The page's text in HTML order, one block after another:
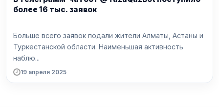
более 16 тыс. заявок
Больше всего заявок подали жители Алматы, Астаны и
Туркестанской области. Наименьшая активность
наблю...
19 апреля 2025